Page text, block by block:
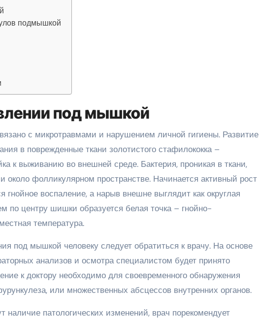
подмышкой
под мышкой
с микротравмами и нарушением личной гигиены. Развитие
в поврежденные ткани золотистого стафилококка –
к выживанию во внешней среде. Бактерия, проникая в ткани,
около фолликулярном пространстве. Начинается активный рост
гнойное воспаление, а нарыв внешне выглядит как округлая
по центру шишки образуется белая точка – гнойно-
температура.
под мышкой человеку следует обратиться к врачу. На основе
анализов и осмотра специалистом будет принято
к доктору необходимо для своевременного обнаружения
или множественных абсцессов внутренних органов.
наличие патологических изменений, врач порекомендует